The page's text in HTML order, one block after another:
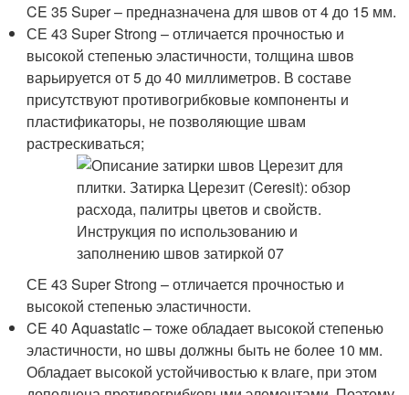
CE 35 Super – предназначена для швов от 4 до 15 мм.
СЕ 43 Super Strong – отличается прочностью и
высокой степенью эластичности, толщина швов
варьируется от 5 до 40 миллиметров. В составе
присутствуют противогрибковые компоненты и
пластификаторы, не позволяющие швам
растрескиваться;
СЕ 43 Super Strong – отличается прочностью и
высокой степенью эластичности.
CE 40 Aquastatic – тоже обладает высокой степенью
эластичности, но швы должны быть не более 10 мм.
Обладает высокой устойчивостью к влаге, при этом